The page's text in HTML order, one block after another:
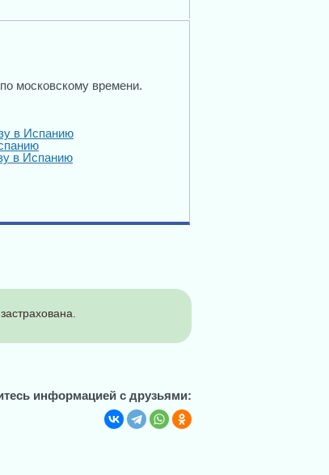
московскому времени.
в Испанию
в Испанию
информацией с друзьями: